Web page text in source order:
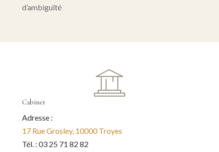
d’ambiguïté
Cabinet
Adresse :
17 Rue Grosley, 10000 Troyes
Tél. : 03 25 71 82 82